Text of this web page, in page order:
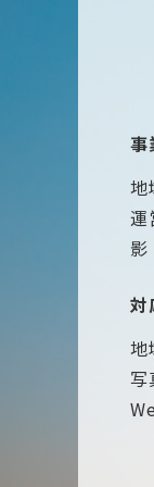
事
地
運
影
対
地
写